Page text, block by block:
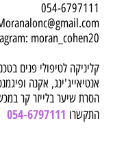
054-6797111
moran_cohen20
קליניקה לטיפולי פנים
אנטיאייג'ינג, אקנה
הסרת שיער בלייזר קר
התקשרו 054-6797111